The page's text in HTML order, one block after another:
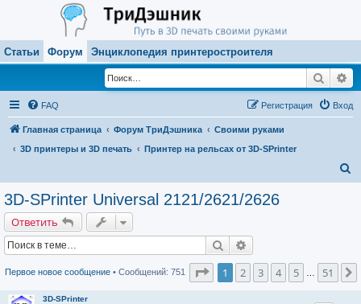
Статьи Форум Энциклопедия принтеростроителя
Поиск
FAQ Вход
Регистрация
Главная страница Форум ТриДэшника
Своими руками
3D принтеры и 3D печать
Принтер на рельсах от 3D-SPrinter
3D-SPrinter Universal 2121/2621/2626
Ответить
Поиск
Первое новое сообщение• Сообщений: 751 Страница1 из
1 2 3 4 5 51
3D-SPrinter